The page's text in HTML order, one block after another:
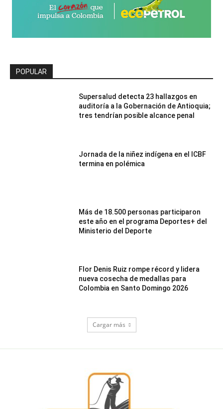
POPULAR
Supersalud detecta 23 hallazgos en
auditoría a la Gobernación de Antioquia;
tres tendrían posible alcance penal
Jornada de la niñez indígena en el ICBF
termina en polémica
Más de 18.500 personas participaron
este año en el programa Deportes+ del
Ministerio del Deporte
Flor Denis Ruiz rompe récord y lidera
nueva cosecha de medallas para
Colombia en Santo Domingo 2026
Cargar más